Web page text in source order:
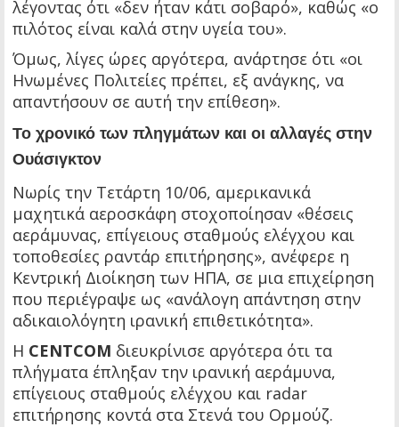
λέγοντας ότι «δεν ήταν κάτι σοβαρό», καθώς «ο
πιλότος είναι καλά στην υγεία του».
Όμως, λίγες ώρες αργότερα, ανάρτησε ότι «οι
Ηνωμένες Πολιτείες πρέπει, εξ ανάγκης, να
απαντήσουν σε αυτή την επίθεση».
Το χρονικό των πληγμάτων και οι αλλαγές στην
Ουάσιγκτον
Νωρίς την Τετάρτη 10/06, αμερικανικά
μαχητικά αεροσκάφη στοχοποίησαν «θέσεις
αεράμυνας, επίγειους σταθμούς ελέγχου και
τοποθεσίες ραντάρ επιτήρησης», ανέφερε η
Κεντρική Διοίκηση των ΗΠΑ, σε μια επιχείρηση
που περιέγραψε ως «ανάλογη απάντηση στην
αδικαιολόγητη ιρανική επιθετικότητα».
Η CENTCOM διευκρίνισε αργότερα ότι τα
πλήγματα έπληξαν την ιρανική αεράμυνα,
επίγειους σταθμούς ελέγχου και radar
επιτήρησης κοντά στα Στενά του Ορμούζ.